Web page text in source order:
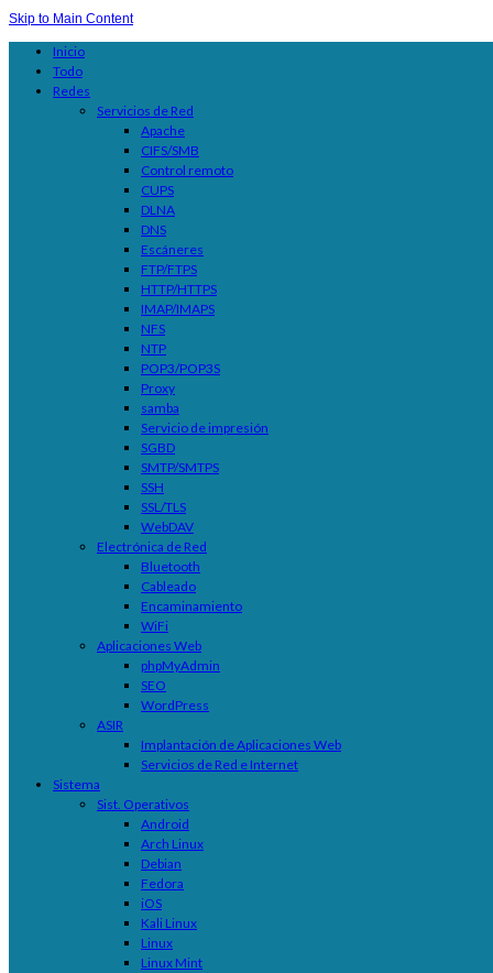
Skip to Main Content
Inicio
Todo
Redes
Servicios de Red
Apache
CIFS/SMB
Control remoto
CUPS
DLNA
DNS
Escáneres
FTP/FTPS
HTTP/HTTPS
IMAP/IMAPS
NFS
NTP
POP3/POP3S
Proxy
samba
Servicio de impresión
SGBD
SMTP/SMTPS
SSH
SSL/TLS
WebDAV
Electrónica de Red
Bluetooth
Cableado
Encaminamiento
WiFi
Aplicaciones Web
phpMyAdmin
SEO
WordPress
ASIR
Implantación de Aplicaciones Web
Servicios de Red e Internet
Sistema
Sist. Operativos
Android
Arch Linux
Debian
Fedora
iOS
Kali Linux
Linux
Linux Mint